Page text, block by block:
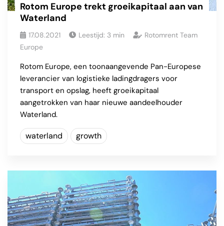
Rotom Europe trekt groeikapitaal aan van
Waterland
17.08.2021 Leestijd: 3 min
Rotomrent Team
Europe
Rotom Europe, een toonaangevende Pan-Europese
leverancier van logistieke ladingdragers voor
transport en opslag, heeft groeikapitaal
aangetrokken van haar nieuwe aandeelhouder
Waterland.
waterland growth